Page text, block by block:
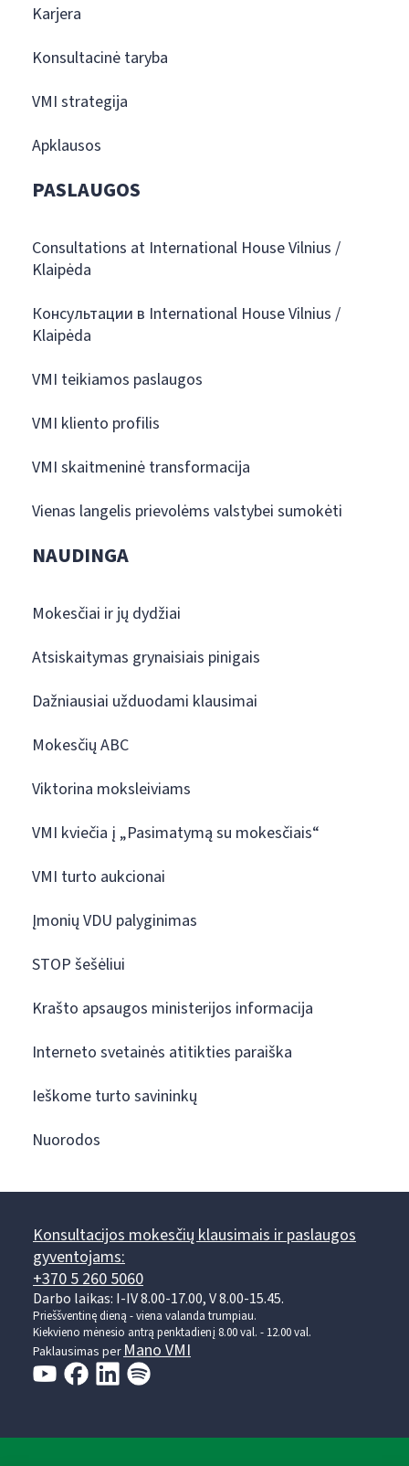
Karjera
Konsultacinė taryba
VMI strategija
Apklausos
PASLAUGOS
Consultations at International House Vilnius /
Klaipėda
Консультации в International House Vilnius /
Klaipėda
VMI teikiamos paslaugos
VMI kliento profilis
VMI skaitmeninė transformacija
Vienas langelis prievolėms valstybei sumokėti
NAUDINGA
Mokesčiai ir jų dydžiai
Atsiskaitymas grynaisiais pinigais
Dažniausiai užduodami klausimai
Mokesčių ABC
Viktorina moksleiviams
VMI kviečia į „Pasimatymą su mokesčiais“
VMI turto aukcionai
Įmonių VDU palyginimas
STOP šešėliui
Krašto apsaugos ministerijos informacija
Interneto svetainės atitikties paraiška
Ieškome turto savininkų
Nuorodos
Konsultacijos mokesčių klausimais ir paslaugos
gyventojams:
+370 5 260 5060
Darbo laikas: I-IV 8.00-17.00, V 8.00-15.45.
Prieššventinę dieną - viena valanda trumpiau.
Kiekvieno mėnesio antrą penktadienį 8.00 val. - 12.00 val.
Paklausimas per Mano VMI